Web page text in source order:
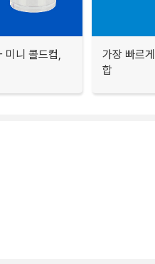
미니 콜드컵,
가장 빠르
합